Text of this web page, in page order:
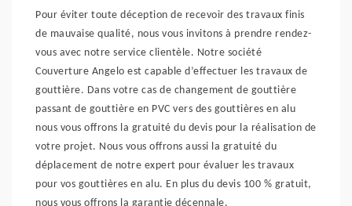
Pour éviter toute déception de recevoir des travaux finis
de mauvaise qualité, nous vous invitons à prendre rendez-
vous avec notre service clientèle. Notre société
Couverture Angelo est capable d’effectuer les travaux de
gouttière. Dans votre cas de changement de gouttière
passant de gouttière en PVC vers des gouttières en alu
nous vous offrons la gratuité du devis pour la réalisation de
votre projet. Nous vous offrons aussi la gratuité du
déplacement de notre expert pour évaluer les travaux
pour vos gouttières en alu. En plus du devis 100 % gratuit,
nous vous offrons la garantie décennale.